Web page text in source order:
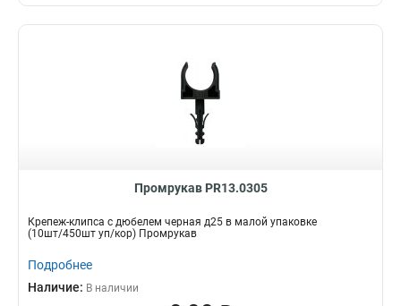
Промрукав PR13.0305
Крепеж-клипса с дюбелем черная д25 в малой упаковке
(10шт/450шт уп/кор) Промрукав
Подробнее
Наличие: В наличии